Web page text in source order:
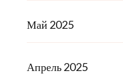
Май 2025
Апрель 2025